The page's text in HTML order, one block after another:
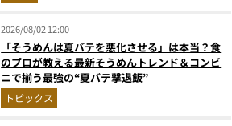
2026/08/02 12:00
「そうめんは夏バテを悪化させる」は本当？食
のプロが教える最新そうめんトレンド＆コンビ
ニで揃う最強の“夏バテ撃退飯”
トピックス